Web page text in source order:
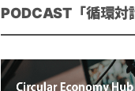
PODCAST「循環対